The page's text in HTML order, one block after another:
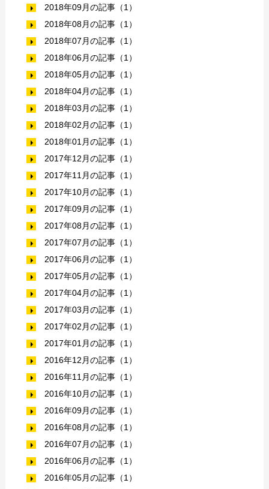
2018年09月の記事（1）
2018年08月の記事（1）
2018年07月の記事（1）
2018年06月の記事（1）
2018年05月の記事（1）
2018年04月の記事（1）
2018年03月の記事（1）
2018年02月の記事（1）
2018年01月の記事（1）
2017年12月の記事（1）
2017年11月の記事（1）
2017年10月の記事（1）
2017年09月の記事（1）
2017年08月の記事（1）
2017年07月の記事（1）
2017年06月の記事（1）
2017年05月の記事（1）
2017年04月の記事（1）
2017年03月の記事（1）
2017年02月の記事（1）
2017年01月の記事（1）
2016年12月の記事（1）
2016年11月の記事（1）
2016年10月の記事（1）
2016年09月の記事（1）
2016年08月の記事（1）
2016年07月の記事（1）
2016年06月の記事（1）
2016年05月の記事（1）